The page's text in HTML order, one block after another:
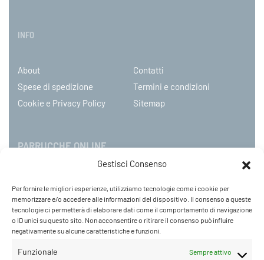
Gestisci Consenso
Per fornire le migliori esperienze, utilizziamo tecnologie come i cookie per
memorizzare e/o accedere alle informazioni del dispositivo. Il consenso a queste
tecnologie ci permetterà di elaborare dati come il comportamento di navigazione
o ID unici su questo sito. Non acconsentire o ritirare il consenso può influire
negativamente su alcune caratteristiche e funzioni.
Funzionale Sempre attivo
INFO
About
Contatti
Spese di spedizione
Termini e condizioni
Cookie e Privacy Policy
Sitemap
PARRUCCHE ONLINE
C.so Mazzini 31, NOVARA – Italy
Tel: +39 0321 659378 / 393229
WhatsApp: +39 342 9218104
info@parruccheonline.com
PEC –farcaphair@legalmail.it